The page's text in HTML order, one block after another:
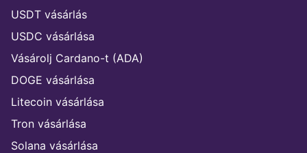
USDT vásárlás
USDC vásárlása
Vásárolj Cardano-t (ADA)
DOGE vásárlása
Litecoin vásárlása
Tron vásárlása
Solana vásárlása